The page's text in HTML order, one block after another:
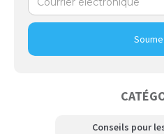
Les dix meilleurs outils logiciels de
2022. ...
Conseils pour